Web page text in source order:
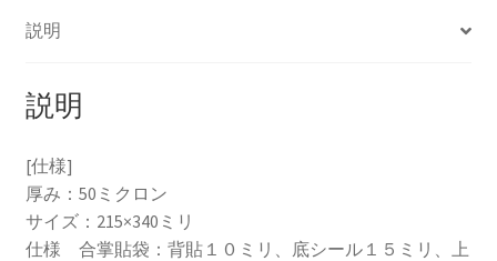
21.5-
枚）
個
説明
説明
[仕様]
厚み：50ミクロン
サイズ：215×340ミリ
仕様 合掌貼袋：背貼１０ミリ、底シール１５ミリ、上